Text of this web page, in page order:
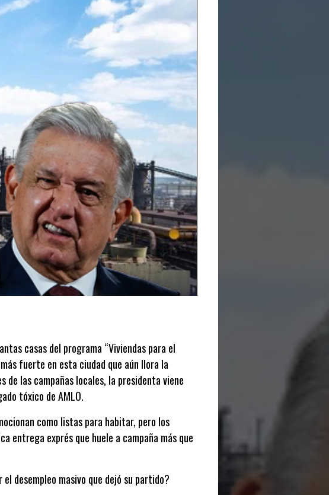
casas del programa “Viviendas para el
fuerte en esta ciudad que aún llora la
de las campañas locales, la presidenta viene
tóxico de AMLO.
como listas para habitar, pero los
entrega exprés que huele a campaña más que
desempleo masivo que dejó su partido?